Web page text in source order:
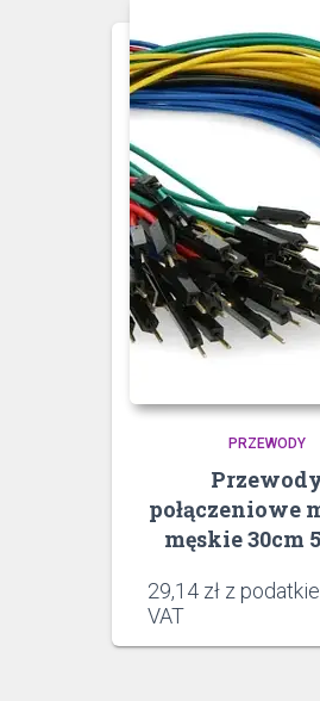
PRZEWODY
połączeniowe
męskie 30cm
29,14 zł z
VAT